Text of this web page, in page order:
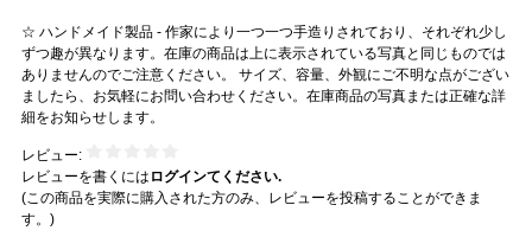
☆ ハンドメイド製品 - 作家により一つ一つ手造りされており、それぞれ少し
ずつ趣が異なります。在庫の商品は上に表示されている写真と同じものでは
ありませんのでご注意ください。 サイズ、容量、外観にご不明な点がござい
ましたら、お気軽にお問い合わせください。在庫商品の写真または正確な詳
細をお知らせします。
レビュー:
レビューを書くには ログインてください.
(この商品を実際に購入された方のみ、レビューを投稿することができま
す。)